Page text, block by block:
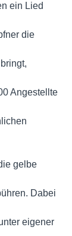
ein Lied
die
Angestellte
gelbe
Dabei
eigener